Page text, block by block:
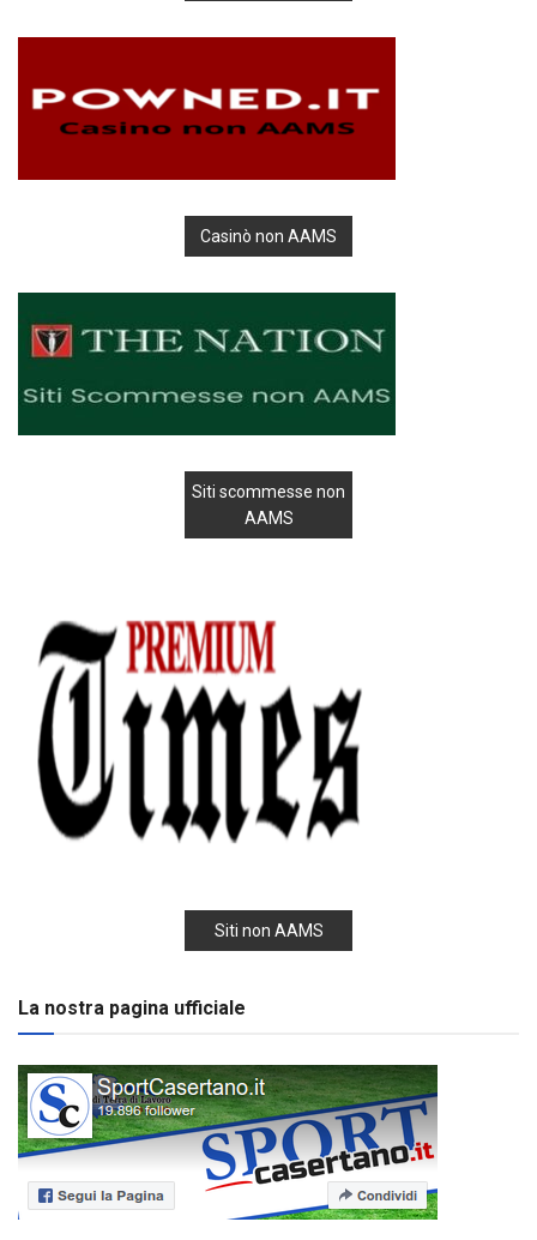
Casinò non AAMS
Siti scommesse non
AAMS
Siti non AAMS
La nostra pagina ufficiale